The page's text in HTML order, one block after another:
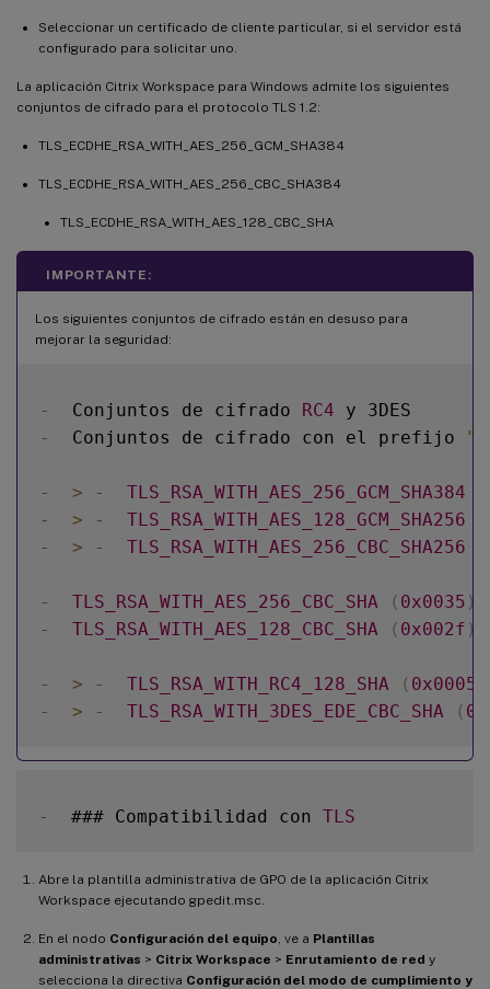
Seleccionar un certificado de cliente particular, si el servidor está
configurado para solicitar uno.
La aplicación Citrix Workspace para Windows admite los siguientes
conjuntos de cifrado para el protocolo TLS 1.2:
TLS_ECDHE_RSA_WITH_AES_256_GCM_SHA384
TLS_ECDHE_RSA_WITH_AES_256_CBC_SHA384
TLS_ECDHE_RSA_WITH_AES_128_CBC_SHA
IMPORTANTE:
Los siguientes conjuntos de cifrado están en desuso para
mejorar la seguridad:
-
  Conjuntos de cifrado
RC4
-
  Conjuntos de cifrado con el prefijo
- > - TLS_RSA_WITH_AES_256_GCM_SHA384
-
> - TLS_RSA_WITH_AES_128_GCM_SHA256
-
> - TLS_RSA_WITH_AES_256_CBC_SHA256
- TLS_RSA_WITH_AES_256_CBC_SHA ( 0x0035 )
-
TLS_RSA_WITH_AES_128_CBC_SHA ( 0x002f )
- > - TLS_RSA_WITH_RC4_128_SHA ( 0x0005
-
> - TLS_RSA_WITH_3DES_EDE_CBC_SHA (
-
  ### Compatibilidad con
TLS
Abre la plantilla administrativa de GPO de la aplicación Citrix
Workspace ejecutando gpedit.msc.
En el nodo Configuración del equipo , ve a Plantillas
administrativas > Citrix Workspace > Enrutamiento de red y
selecciona la directiva Configuración del modo de cumplimiento y